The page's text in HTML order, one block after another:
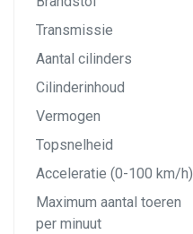
Transmissie
Aantal cilinders
Cilinderinhoud
Vermogen
Topsnelheid
Acceleratie (0-100 km/h)
Maximum aantal toeren
per minuut